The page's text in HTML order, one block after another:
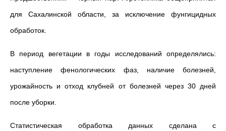
для Сахалинской области, за исключение фунгицидных
обработок.
В период вегетации в годы исследований определялись:
наступление фенологических фаз, наличие болезней,
урожайность и отход клубней от болезней через 30 дней
после уборки.
Статистическая обработка данных сделана с